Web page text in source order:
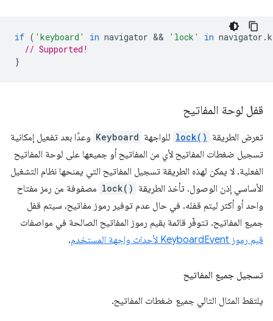
if ( 'keyboard' in navigator && 'lock' in navigator .
// Supported!
}
قفل لوحة المفاتيح
تعرض الطريقة lock() للواجهة Keyboard وعدًا بعد تفعيل إمكانية
تسجيل ضغطات المفاتيح لأي من المفاتيح أو جميعها على لوحة المفاتيح
الفعلية. لا يمكن لهذه الطريقة تسجيل المفاتيح التي يمنحها نظام التشغيل
الأساسي إذن الوصول. تأخذ الطريقة lock() مصفوفة من رمز مفتاح
واحد أو أكثر ليتم قفله. في حال عدم توفير رموز مفاتيح، سيتم قفل
جميع المفاتيح. تتوفّر قائمة بقيم رموز المفاتيح الصالحة في مواصفات
قيم رموز KeyboardEvent لأحداث واجهة المستخدم
.
تسجيل جميع المفاتيح
يلتقط المثال التالي جميع ضغطات المفاتيح.